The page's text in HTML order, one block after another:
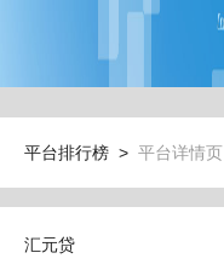
平台排行榜 > 平台详情页
汇元贷